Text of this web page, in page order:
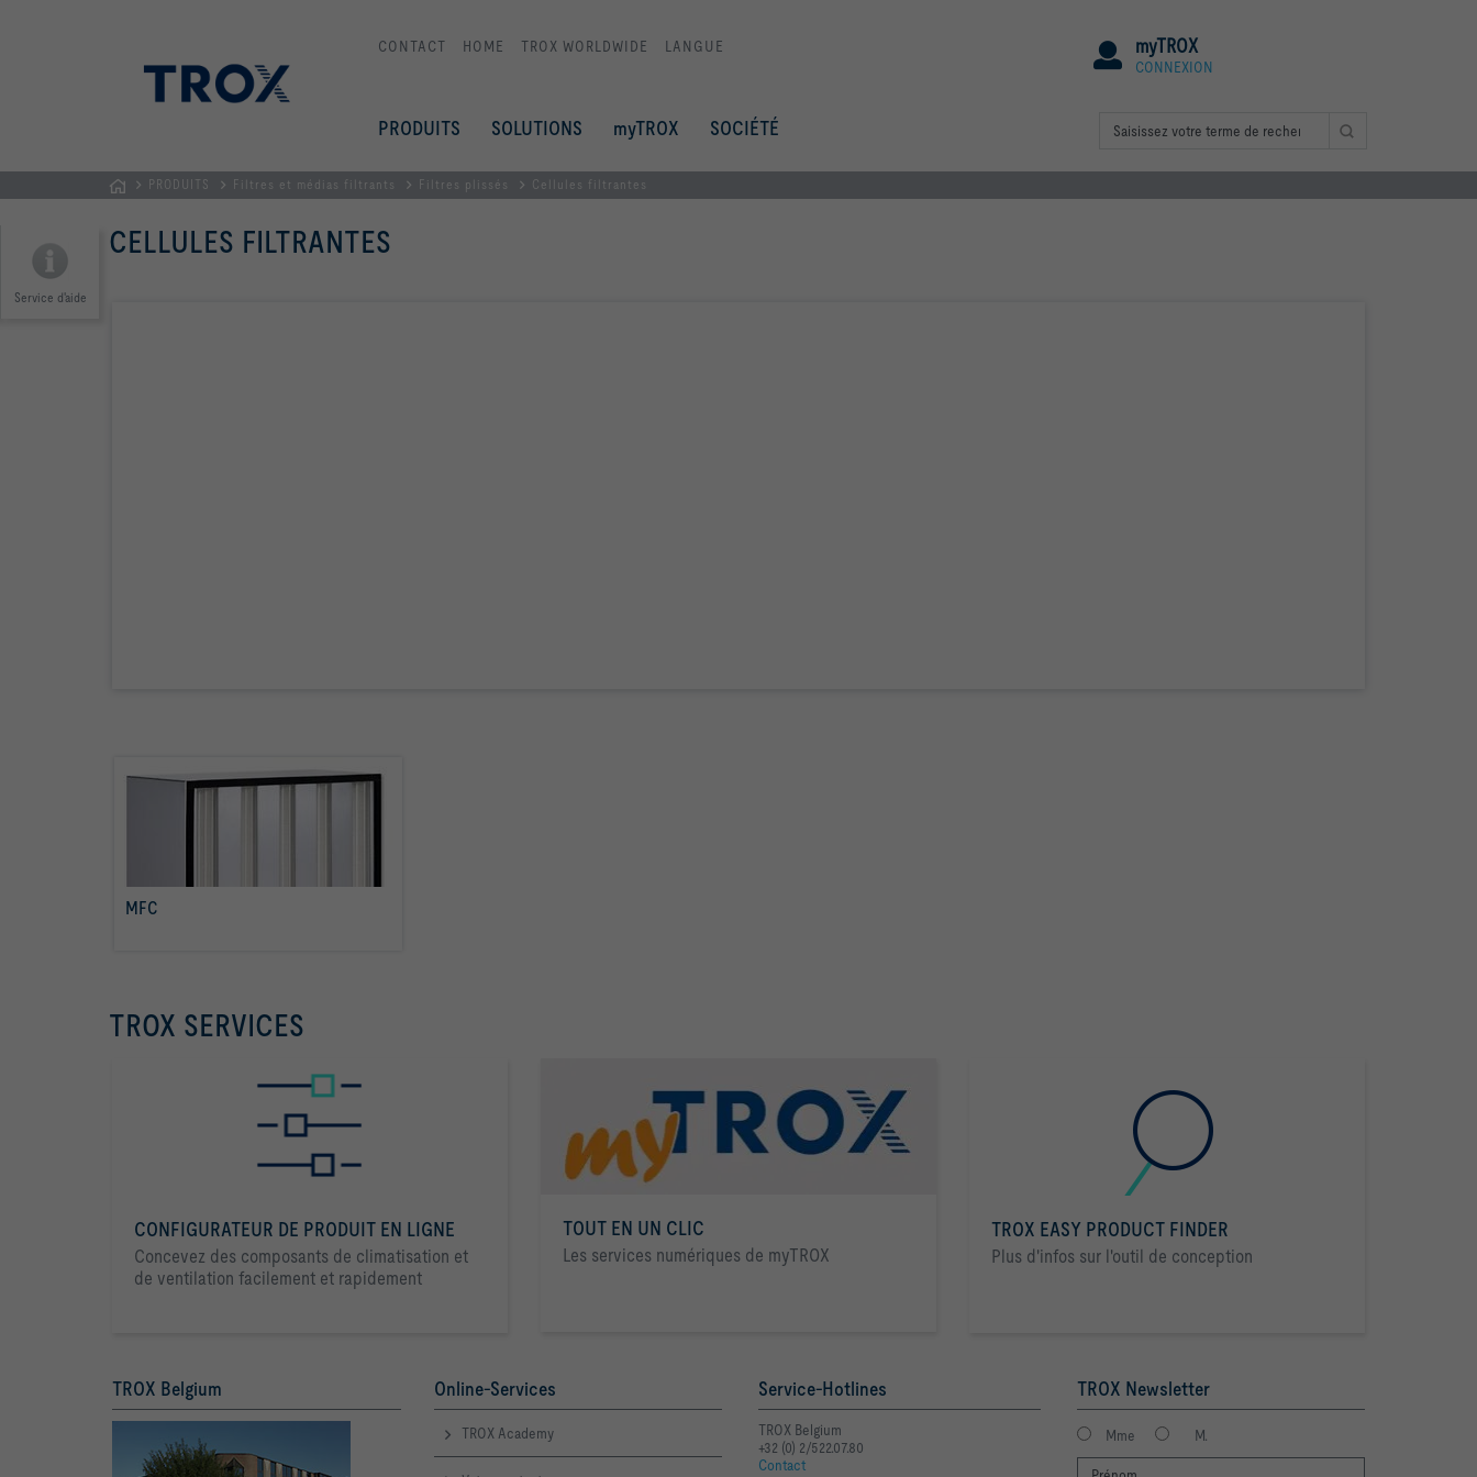
CONTACT HOME TROX WORLDWIDE LANGUE myTROX
CONNEXION
PRODUITS SOLUTIONS myTROX SOCIÉTÉ
d'accueil
PRODUITS Filtres et médias filtrants Filtres plissés Cellules filtrantes
Service d'aide
CELLULES FILTRANTES
MFC
TROX SERVICES
CONFIGURATEUR DE PRODUIT EN LIGNE
Concevez des composants de climatisation et
de ventilation facilement et rapidement
TOUT EN UN CLIC
Les services numériques de myTROX
TROX EASY PRODUCT FINDER
Plus d'infos sur l'outil de conception
TROX Belgium Online-Services
TROX Academy
Service-Hotlines
TROX Belgium
+32 (0) 2/522.07.80
Contact
TROX Newsletter
Mme M.